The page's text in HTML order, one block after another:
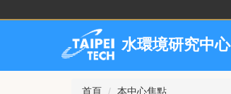
內
水環境研究中心
首頁 本中心焦點